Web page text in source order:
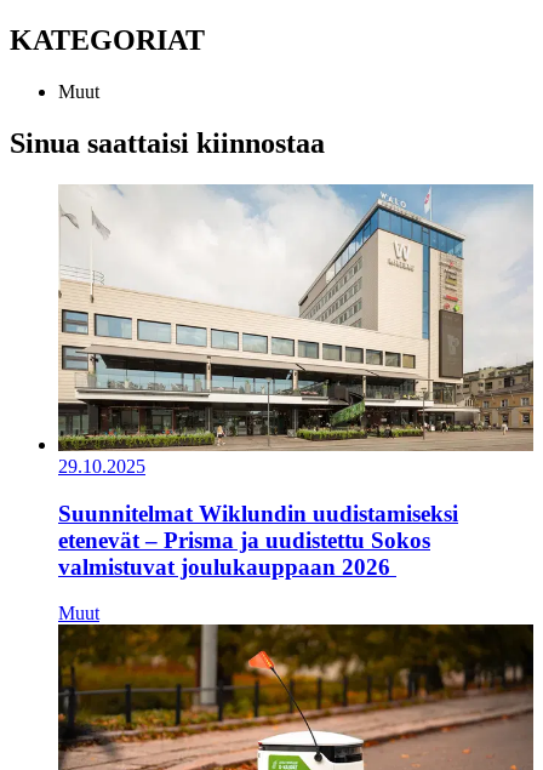
KATEGORIAT
Muut
Sinua saattaisi kiinnostaa
29.10.2025
Suunnitelmat Wiklundin uudistamiseksi
etenevät – Prisma ja uudistettu Sokos
valmistuvat joulukauppaan 2026
Muut